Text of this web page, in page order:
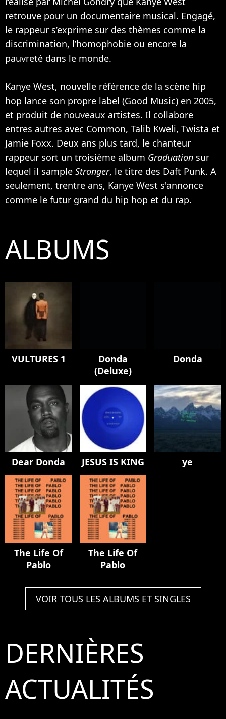
retrouve pour un documentaire musical. Engagé,
le rappeur s’exprime sur des thèmes comme la
discrimination, l’homophobie ou encore la
pauvreté dans le monde.
Kanye West, nouvelle référence de la scène hip
hop lance son propre label (Good Music) en 2005,
et produit de nouveaux artistes. Il collabore
entres autres avec Common, Talib Kweli, Twista et
Jamie Foxx. Deux ans plus tard, le chanteur
rappeur sort un troisième album Graduation sur
lequel il sample Stronger, le titre des Daft Punk. A
seulement, trentre ans, Kanye West s'annonce
comme le futur grand du hip hop et du rap.
ALBUMS
VULTURES 1
Donda
(Deluxe)
Donda
Dear Donda JESUS IS KING ye
The Life Of
Pablo
The Life Of
Pablo
VOIR TOUS LES ALBUMS ET SINGLES
DERNIÈRES
ACTUALITÉS